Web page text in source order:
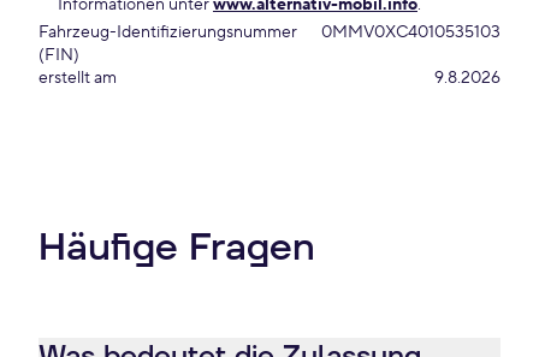
Informationen unterwww.alternativ-mobil.info.
Fahrzeug-Identifizierungsnummer
(FIN)
0MMV0XC4010535103
erstellt am 9.8.2026
Häufige Fragen